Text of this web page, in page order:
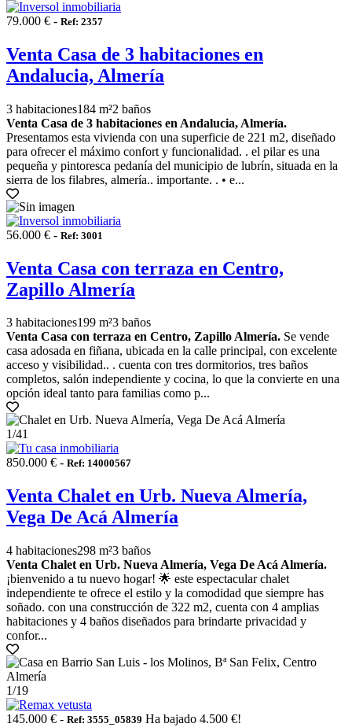
79.000 € - Ref: 2357
Venta Casa de 3 habitaciones en
Andalucia, Almería
3 habitaciones184 m²2 baños
Venta Casa de 3 habitaciones en Andalucia, Almería.
Presentamos esta vivienda con una superficie de 221 m2, diseñado
para ofrecer el máximo confort y funcionalidad. . el pilar es una
pequeña y pintoresca pedanía del municipio de lubrín, situada en la
sierra de los filabres, almería.. importante. . • e...
56.000 € - Ref: 3001
Venta Casa con terraza en Centro,
Zapillo Almería
3 habitaciones199 m²3 baños
Venta Casa con terraza en Centro, Zapillo Almería. Se vende
casa adosada en fiñana, ubicada en la calle principal, con excelente
acceso y visibilidad.. . cuenta con tres dormitorios, tres baños
completos, salón independiente y cocina, lo que la convierte en una
opción ideal tanto para familias como p...
1/41
850.000 € - Ref: 14000567
Venta Chalet en Urb. Nueva Almería,
Vega De Acá Almería
4 habitaciones298 m²3 baños
Venta Chalet en Urb. Nueva Almería, Vega De Acá Almería.
¡bienvenido a tu nuevo hogar! 🌟 este espectacular chalet
independiente te ofrece el estilo y la comodidad que siempre has
soñado. con una construcción de 322 m2, cuenta con 4 amplias
habitaciones y 4 baños diseñados para brindarte privacidad y
confor...
1/19
145.000 € - Ref: 3555_05839 Ha bajado 4.500 €!